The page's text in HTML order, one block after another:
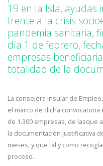
19 en la Isla, ayudas
frente a la crisis
pandemia sanitaria,
día 1 de febrero,
empresas
totalidad de la
La consejera insular de
el marco de dicha
de 1.300 empresas, de lasque
la documentación justificativa
meses, y que tal y como
proceso.